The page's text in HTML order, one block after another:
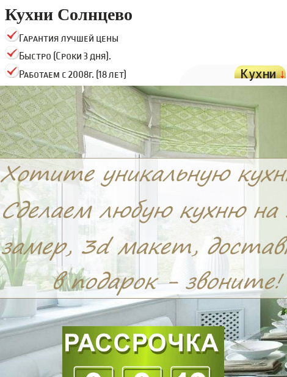
Кухни Солнцево
Гарантия лучшей цены
Быстро (Сроки 3 дня).
Работаем с 2008г. (18 лет)
Кухни↓